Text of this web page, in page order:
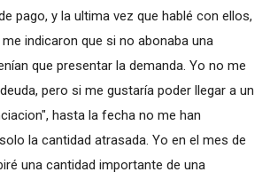
pago, y la ultima vez que hablé con ellos,
indicaron que si no abonaba una
que presentar la demanda. Yo no me
pero si me gustaría poder llegar a un
hasta la fecha no me han
la cantidad atrasada. Yo en el mes de
una cantidad importante de una